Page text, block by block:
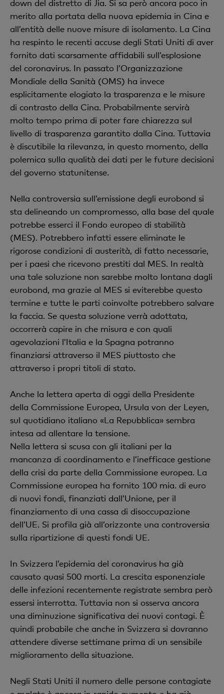
down del distretto di Jia. Si sa però ancora poco in
merito alla portata della nuova epidemia in Cina e
all’entità delle nuove misure di isolamento. La Cina
ha respinto le recenti accuse degli Stati Uniti di aver
fornito dati scarsamente affidabili sull’esplosione
del coronavirus. In passato l’Organizzazione
Mondiale della Sanità (OMS) ha invece
esplicitamente elogiato la trasparenza e le misure
di contrasto della Cina. Probabilmente servirà
molto tempo prima di poter fare chiarezza sul
livello di trasparenza garantito dalla Cina. Tuttavia
è discutibile la rilevanza, in questo momento, della
polemica sulla qualità dei dati per le future decisioni
del governo statunitense.
Nella controversia sull’emissione degli eurobond si
sta delineando un compromesso, alla base del quale
potrebbe esserci il Fondo europeo di stabilità
(MES). Potrebbero infatti essere eliminate le
rigorose condizioni di austerità, di fatto necessarie,
per i paesi che ricevono prestiti dal MES. In realtà
una tale soluzione non sarebbe molto lontana dagli
eurobond, ma grazie al MES si eviterebbe questo
termine e tutte le parti coinvolte potrebbero salvare
la faccia. Se questa soluzione verrà adottata,
occorrerà capire in che misura e con quali
agevolazioni l’Italia e la Spagna potranno
finanziarsi attraverso il MES piuttosto che
attraverso i propri titoli di stato.
Anche la lettera aperta di oggi della Presidente
della Commissione Europea, Ursula von der Leyen,
sul quotidiano italiano «La Repubblica» sembra
intesa ad allentare la tensione.
Nella lettera si scusa con gli italiani per la
mancanza di coordinamento e l’inefficace gestione
della crisi da parte della Commissione europea. La
Commissione europea ha fornito 100 mia. di euro
di nuovi fondi, finanziati dall’Unione, per il
finanziamento di una cassa di disoccupazione
dell’UE. Si profila già all’orizzonte una controversia
sulla ripartizione di questi fondi UE.
In Svizzera l’epidemia del coronavirus ha già
causato quasi 500 morti. La crescita esponenziale
delle infezioni recentemente registrate sembra però
essersi interrotta. Tuttavia non si osserva ancora
una diminuzione significativa dei nuovi contagi. È
quindi probabile che anche in Svizzera si dovranno
attendere diverse settimane prima di un sensibile
miglioramento della situazione.
Negli Stati Uniti il numero delle persone contagiate